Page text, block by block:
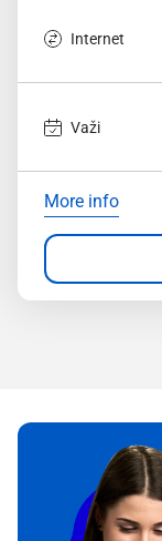
Internet
Važi
More info